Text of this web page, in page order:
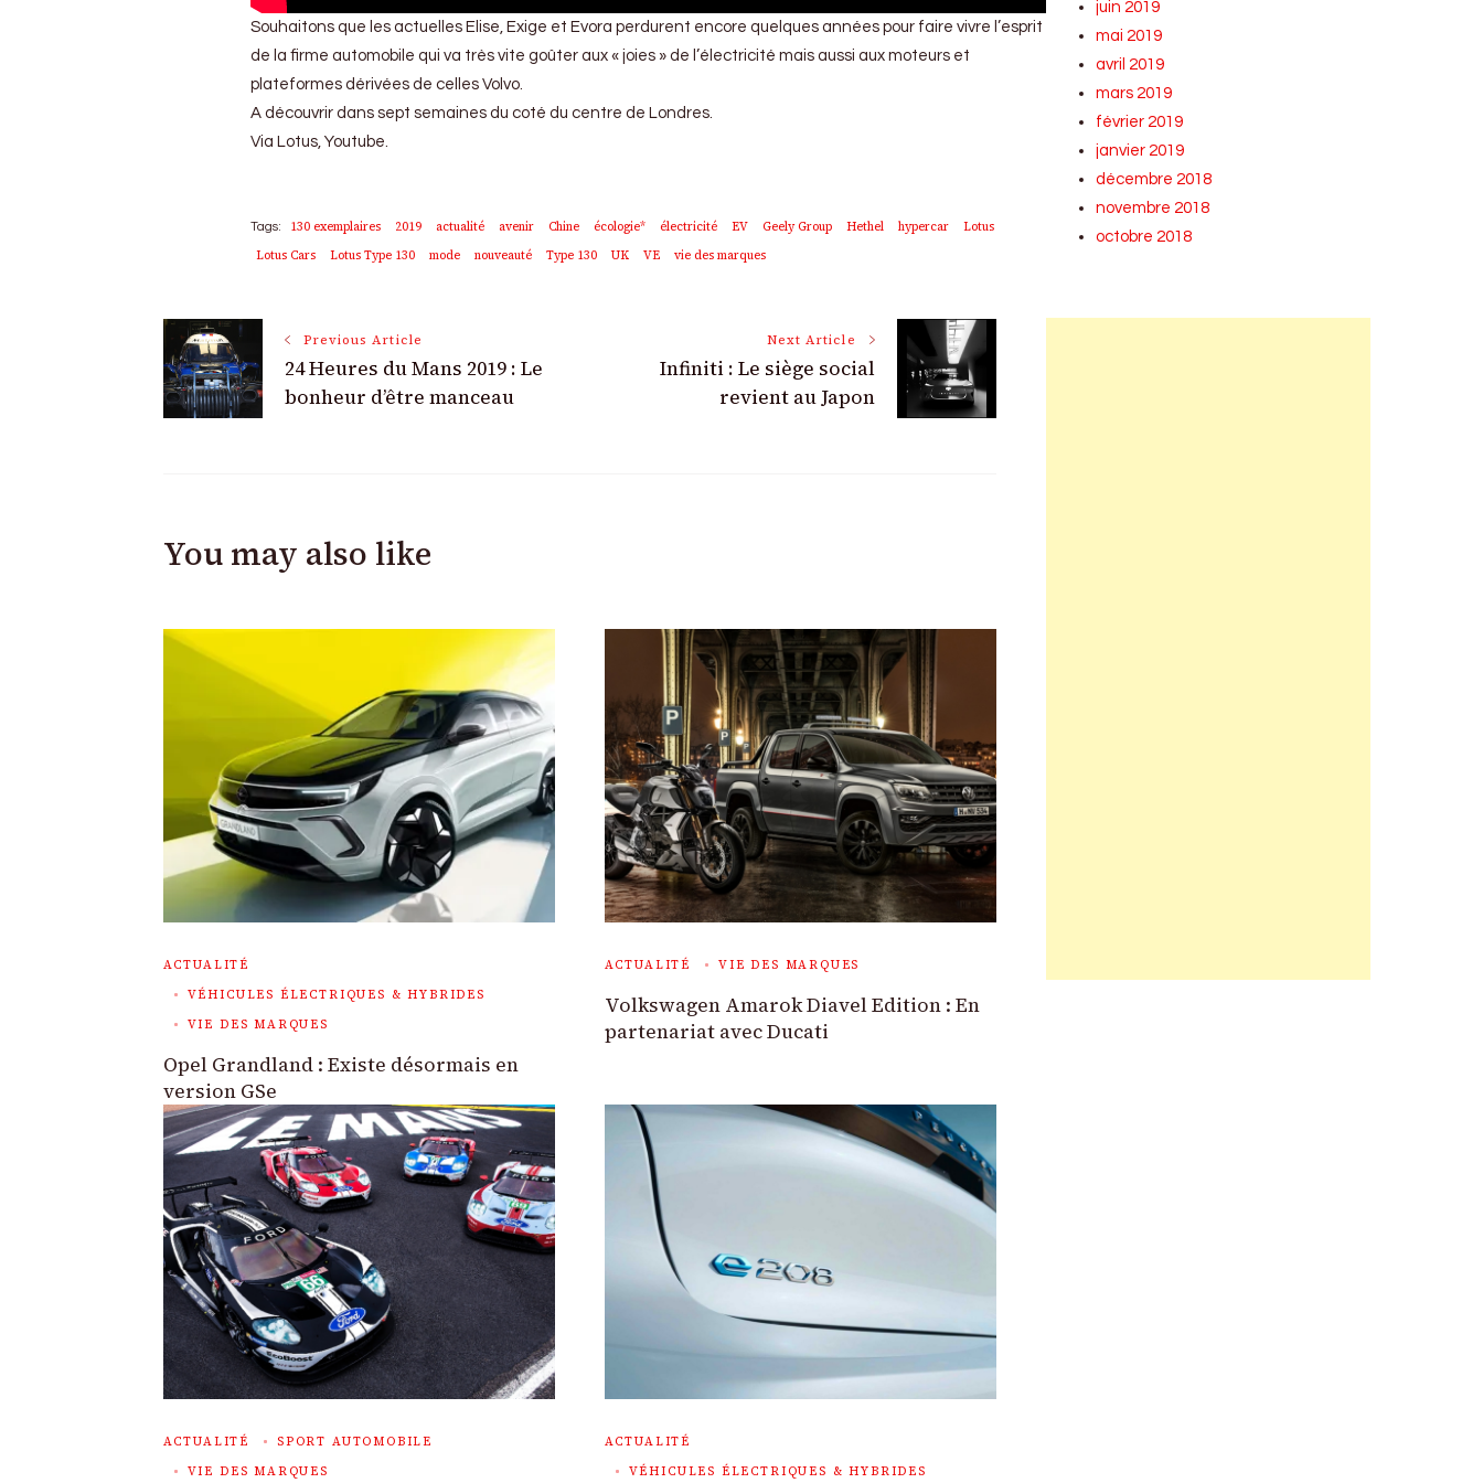
Souhaitons que les actuelles Elise, Exige et Evora perdurent encore quelques années pour faire vivre l’esprit
de la firme automobile qui va très vite goûter aux « joies » de l’électricité mais aussi aux moteurs et
plateformes dérivées de celles Volvo.
A découvrir dans sept semaines du coté du centre de Londres.
Via Lotus, Youtube.
Tags: 130 exemplaires 2019 actualité avenir Chine écologie* électricité EV Geely Group Hethel hypercar
Lotus
Lotus Cars
Lotus Type 130 mode nouveauté Type 130 UK VE vie des marques
Post
Navigation
Previous Article
24 Heures du Mans 2019 : Le
bonheur d’être manceau
Next Article
Infiniti : Le siège social
revient au Japon
You may also like
ACTUALITÉ
VÉHICULES ÉLECTRIQUES & HYBRIDES
VIE DES MARQUES
Opel Grandland : Existe désormais en
version GSe
ACTUALITÉ VIE DES MARQUES
Volkswagen Amarok Diavel Edition : En
partenariat avec Ducati
ACTUALITÉ
SPORT AUTOMOBILE
VIE DES MARQUES
ACTUALITÉ
VÉHICULES ÉLECTRIQUES & HYBRIDES
juin 2019
mai 2019
avril 2019
mars 2019
février 2019
janvier 2019
décembre 2018
novembre 2018
octobre 2018